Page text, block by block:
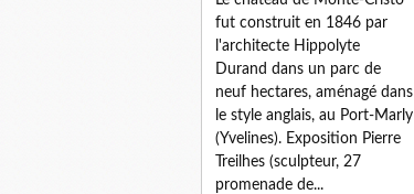
fut construit en 1846 par
l'architecte Hippolyte
Durand dans un parc de
neuf hectares, aménagé dans
le style anglais, au Port-Marly
(Yvelines). Exposition Pierre
Treilhes (sculpteur, 27
promenade de...